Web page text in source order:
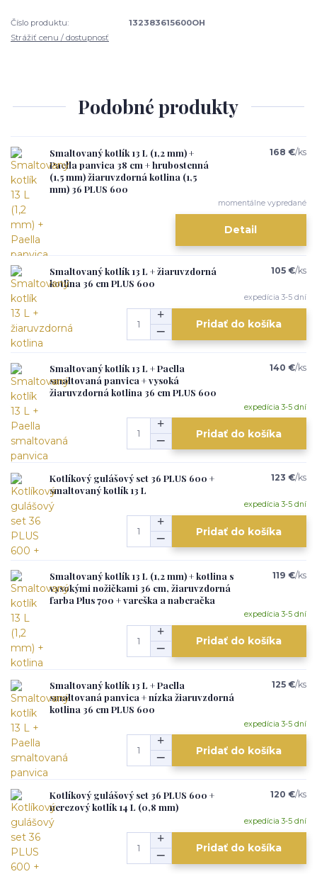
Číslo produktu:
132383615600OH
Strážiť cenu / dostupnosť
Podobné produkty
Smaltovaný kotlík 13 L (1,2 mm) +
Paella panvica 38 cm + hrubostenná
(1,5 mm) žiaruvzdorná kotlina (1,5
mm) 36 PLUS 600
168 €/ks
momentálne vypredané
Detail
Smaltovaný kotlík 13 L + žiaruvzdorná
kotlina 36 cm PLUS 600
105 €/ks
expedícia 3-5 dní
Pridať do košíka
Smaltovaný kotlík 13 L + Paella
smaltovaná panvica + vysoká
žiaruvzdorná kotlina 36 cm PLUS 600
140 €/ks
expedícia 3-5 dní
Pridať do košíka
Kotlíkový gulášový set 36 PLUS 600 +
smaltovaný kotlík 13 L
123 €/ks
expedícia 3-5 dní
Pridať do košíka
Smaltovaný kotlík 13 L (1,2 mm) + kotlina s
vysokými nožičkami 36 cm, žiaruvzdorná
farba Plus 700 + vareška a naberačka
119 €/ks
expedícia 3-5 dní
Pridať do košíka
Smaltovaný kotlík 13 L + Paella
smaltovaná panvica + nízka žiaruvzdorná
kotlina 36 cm PLUS 600
125 €/ks
expedícia 3-5 dní
Pridať do košíka
Kotlíkový gulášový set 36 PLUS 600 +
nerezový kotlík 14 L (0,8 mm)
120 €/ks
expedícia 3-5 dní
Pridať do košíka